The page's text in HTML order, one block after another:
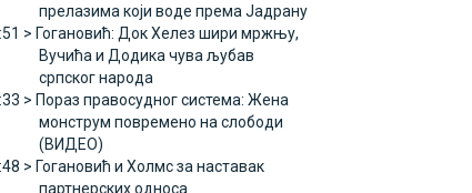
прелазима који воде према Јадрану
> Гогановић: Док Хелез шири мржњу,
Вучића и Додика чува љубав
српског народа
> Пораз правосудног система: Жена
монструм повремено на слободи
(ВИДЕО)
> Гогановић и Холмс за наставак
партнерских односа